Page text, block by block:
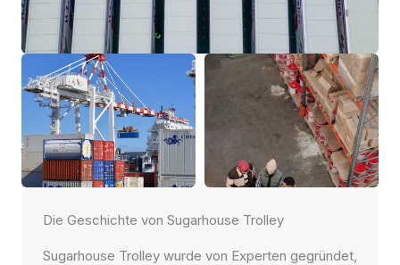
Die Geschichte von Sugarhouse Trolley
Sugarhouse Trolley wurde von Experten gegründet,